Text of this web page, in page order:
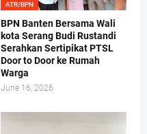
ATR/BPN
BPN Banten Bersama Wali
kota Serang Budi Rustandi
Serahkan Sertipikat PTSL
Door to Door ke Rumah
Warga
June 16, 2026